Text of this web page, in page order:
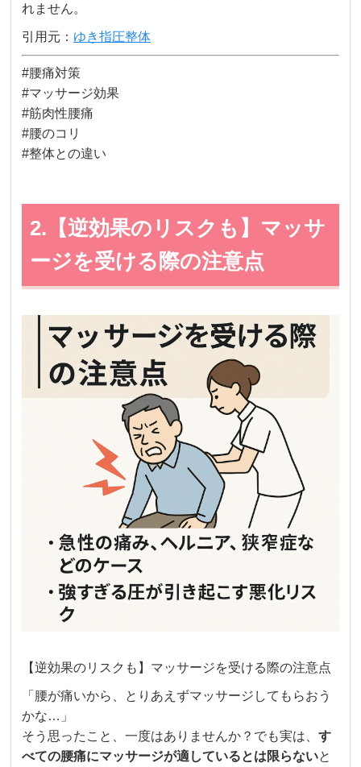
れません。
引用元： ゆき指圧整体
#腰痛対策
#マッサージ効果
#筋肉性腰痛
#腰のコリ
#整体との違い
2.【逆効果のリスクも】マッサ
ージを受ける際の注意点
【逆効果のリスクも】マッサージを受ける際の注意点
「腰が痛いから、とりあえずマッサージしてもらおう
かな…」
そう思ったこと、一度はありませんか？でも実は、す
べての腰痛にマッサージが適しているとは限らないと